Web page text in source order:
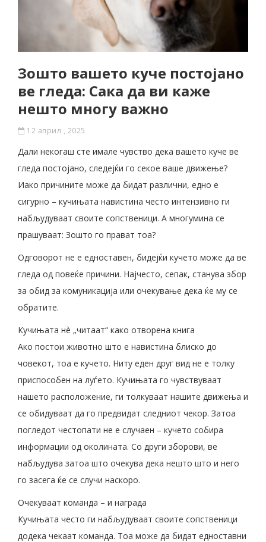
Зошто вашето куче постојано
ве гледа: Сака да ви каже
нешто многу важно
12 април , 2025
Дали некогаш сте имале чувство дека вашето куче ве
гледа постојано, следејќи го секое ваше движење?
Иако причините може да бидат различни, едно е
сигурно – кучињата навистина често интензивно ги
набљудуваат своите сопственици. А многумина се
прашуваат: Зошто го прават тоа?
Одговорот не е едноставен, бидејќи кучето може да ве
гледа од повеќе причини. Најчесто, сепак, станува збор
за обид за комуникација или очекување дека ќе му се
обратите.
Кучињата нè „читаат“ како отворена книга
Ако постои животно што е навистина блиско до
човекот, тоа е кучето. Ниту еден друг вид не е толку
приспособен на луѓето. Кучињата го чувствуваат
нашето расположение, ги толкуваат нашите движења и
се обидуваат да го предвидат следниот чекор. Затоа
погледот честопати не е случаен – кучето собира
информации од околината. Со други зборови, ве
набљудува затоа што очекува дека нешто што и него
го засега ќе се случи наскоро.
Очекуваат команда – и награда
Кучињата често ги набљудуваат своите сопственици
додека чекаат команда. Тоа може да бидат едноставни